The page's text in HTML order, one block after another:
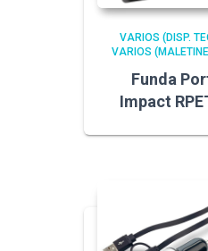
VARIOS (DISP.
VARIOS
Funda
Impact